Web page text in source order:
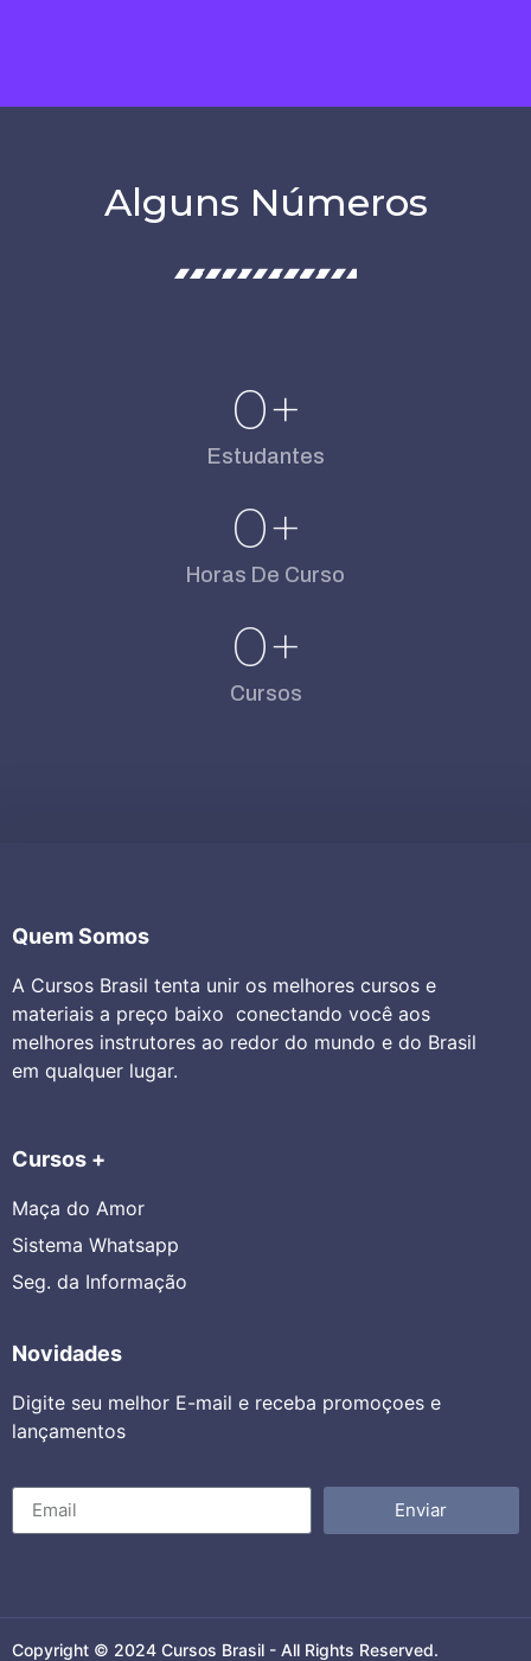
Alguns Números
Estudantes
0+
Horas De Curso
0+
Cursos
0+
Quem Somos
A Cursos Brasil tenta unir os melhores cursos e
materiais a preço baixo conectando você aos
melhores instrutores ao redor do mundo e do Brasil
em qualquer lugar.
Cursos +
Maça do Amor
Sistema Whatsapp
Seg. da Informação
Novidades
Digite seu melhor E-mail e receba promoçoes e
lançamentos
Enviar
Copyright © 2024 Cursos Brasil - All Rights Reserved.